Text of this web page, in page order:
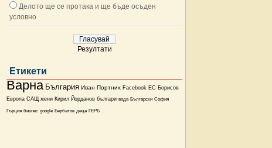
Делото ще се протака и ще бъде осъден
условно
Резултати
Етикети
Варна България Иван Портних Facebook ЕС Борисов
Европа САЩ жени Кирил Йорданов българи вода Български София
Гърция бизнес google Бербатов деца ГЕРБ